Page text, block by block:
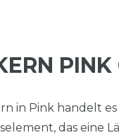
PINK
in Pink handelt
das eine